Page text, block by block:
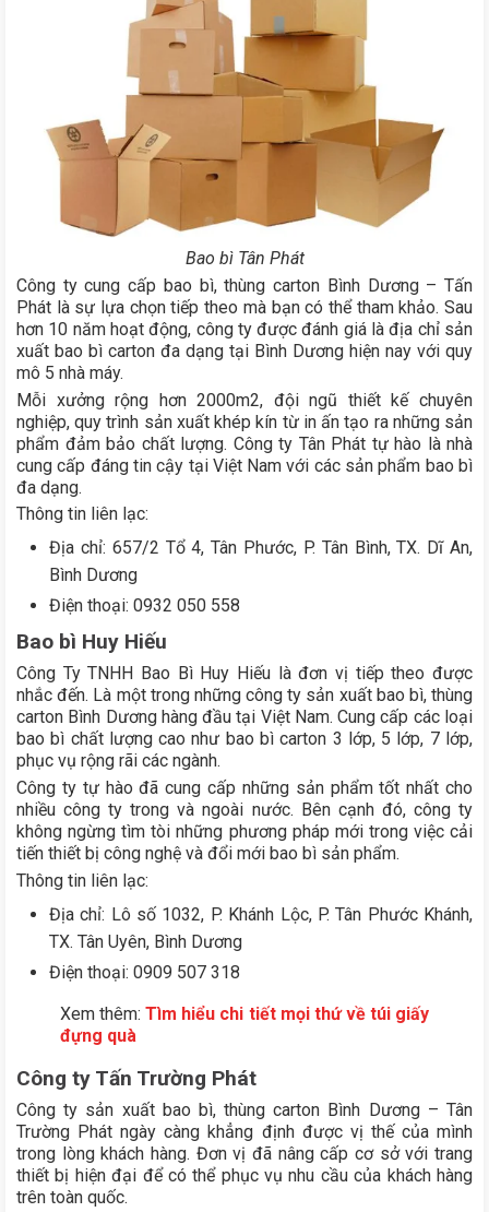
Bao bì Tân Phát
Công ty cung cấp bao bì, thùng carton Bình Dương – Tấn
Phát là sự lựa chọn tiếp theo mà bạn có thể tham khảo. Sau
hơn 10 năm hoạt động, công ty được đánh giá là địa chỉ sản
xuất bao bì carton đa dạng tại Bình Dương hiện nay với quy
mô 5 nhà máy.
Mỗi xưởng rộng hơn 2000m2, đội ngũ thiết kế chuyên
nghiệp, quy trình sản xuất khép kín từ in ấn tạo ra những sản
phẩm đảm bảo chất lượng. Công ty Tân Phát tự hào là nhà
cung cấp đáng tin cậy tại Việt Nam với các sản phẩm bao bì
đa dạng.
Thông tin liên lạc:
Địa chỉ: 657/2 Tổ 4, Tân Phước, P. Tân Bình, TX. Dĩ An,
Bình Dương
Điện thoại: 0932 050 558
Bao bì Huy Hiếu
Công Ty TNHH Bao Bì Huy Hiếu là đơn vị tiếp theo được
nhắc đến. Là một trong những công ty sản xuất bao bì, thùng
carton Bình Dương hàng đầu tại Việt Nam. Cung cấp các loại
bao bì chất lượng cao như bao bì carton 3 lớp, 5 lớp, 7 lớp,
phục vụ rộng rãi các ngành.
Công ty tự hào đã cung cấp những sản phẩm tốt nhất cho
nhiều công ty trong và ngoài nước. Bên cạnh đó, công ty
không ngừng tìm tòi những phương pháp mới trong việc cải
tiến thiết bị công nghệ và đổi mới bao bì sản phẩm.
Thông tin liên lạc:
Địa chỉ: Lô số 1032, P. Khánh Lộc, P. Tân Phước Khánh,
TX. Tân Uyên, Bình Dương
Điện thoại: 0909 507 318
Xem thêm:Tìm hiểu chi tiết mọi thứ về túi giấy
đựng quà
Công ty Tấn Trường Phát
Công ty sản xuất bao bì, thùng carton Bình Dương – Tân
Trường Phát ngày càng khẳng định được vị thế của mình
trong lòng khách hàng. Đơn vị đã nâng cấp cơ sở với trang
thiết bị hiện đại để có thể phục vụ nhu cầu của khách hàng
trên toàn quốc.